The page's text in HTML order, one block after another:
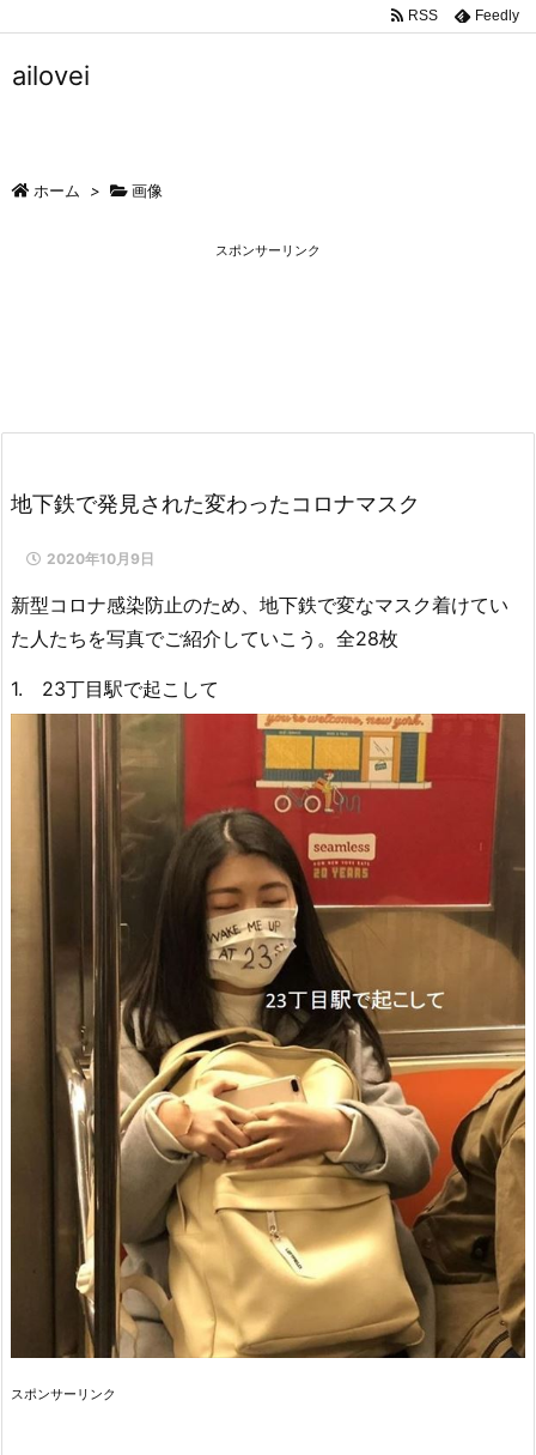
RSS Feedly
ailovei
ホーム > 画像
スポンサーリンク
地下鉄で発見された変わったコロナマスク
2020年10月9日
新型コロナ感染防止のため、地下鉄で変なマスク着けてい
た人たちを写真でご紹介していこう。全28枚
1. 23丁目駅で起こして
スポンサーリンク